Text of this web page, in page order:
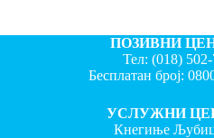
ПОЗИВНИ
Тел: (018)
Бесплатан број:
УСЛУЖНИ
Кнегиње